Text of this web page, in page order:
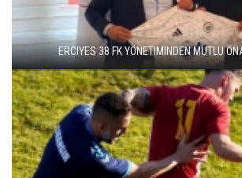
ERCIYES 38 FK YÖNETIMINDEN MUTLU